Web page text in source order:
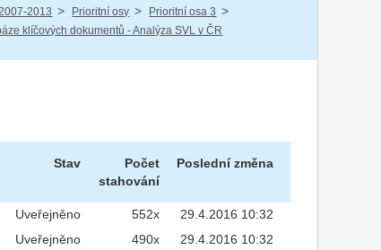
2013 / Prioritní osy / Prioritní osa 3 /
klíčových dokumentů - Analýza SVL v ČR
Stav
Počet
stahování
Poslední změna
Uveřejněno 552x 29.4.2016 10:32
Uveřejněno 490x 29.4.2016 10:32